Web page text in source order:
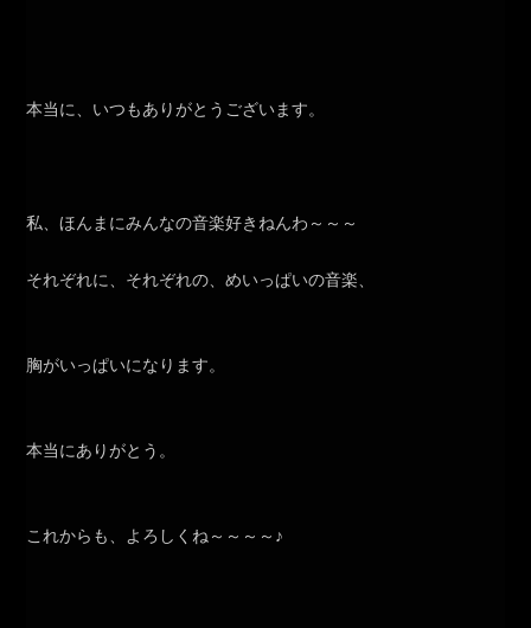
本当に、いつもありがとうございます。
私、ほんまにみんなの音楽好きねんわ～～～
それぞれに、それぞれの、めいっぱいの音楽、
胸がいっぱいになります。
本当にありがとう。
これからも、よろしくね～～～～♪